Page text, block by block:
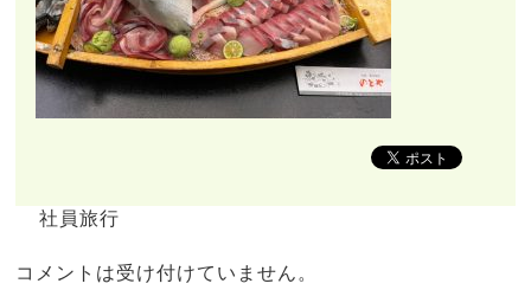
社員旅行
コメントは受け付けていません。